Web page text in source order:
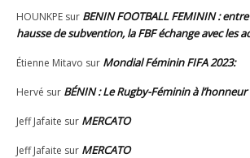
HOUNKPE sur BENIN FOOTBALL FEMININ :
hausse de subvention, la FBF échange avec les
Étienne Mitavo sur Mondial Féminin FIFA 2023:
Hervé sur BÉNIN : Le Rugby-Féminin à l’honneur
Jeff Jafaite sur MERCATO
Jeff Jafaite sur MERCATO